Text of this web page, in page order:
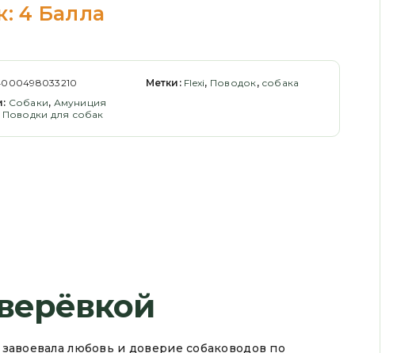
4 Балла
Cобаки, Амуниция
Поводки для собак
Метки: Flexi, Поводок, собака
любовь и доверие собаководов по